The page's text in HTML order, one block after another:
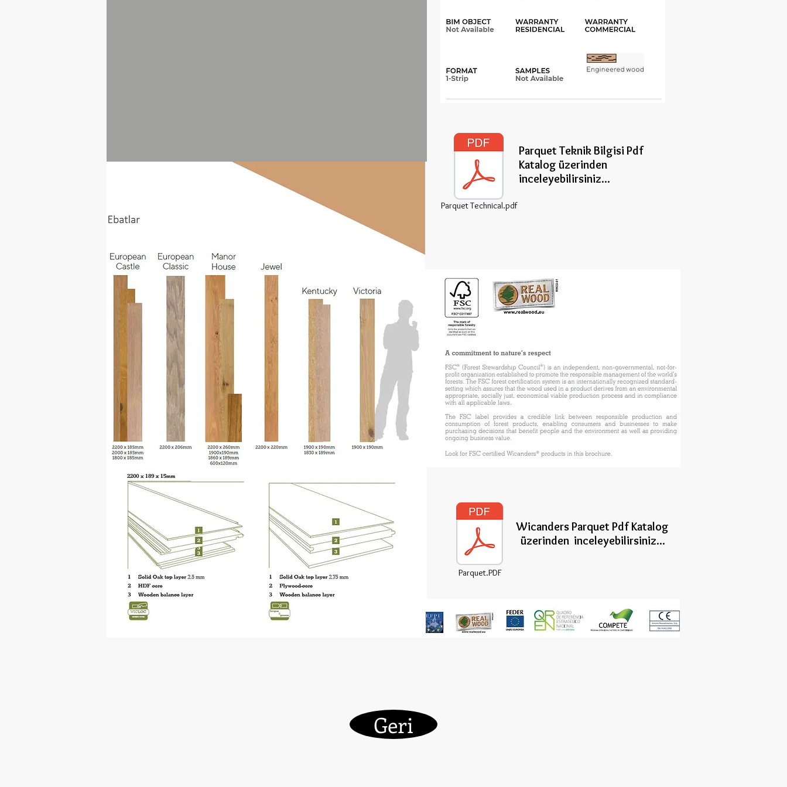
Parquet Technical.pdf
Parquet Teknik Bilgisi Pdf
Katalog üzerinden
inceleyebilirsiniz...
Parquet.PDF
Wicanders Parquet Pdf Katalog
üzerinden inceleyebilirsiniz...
Geri